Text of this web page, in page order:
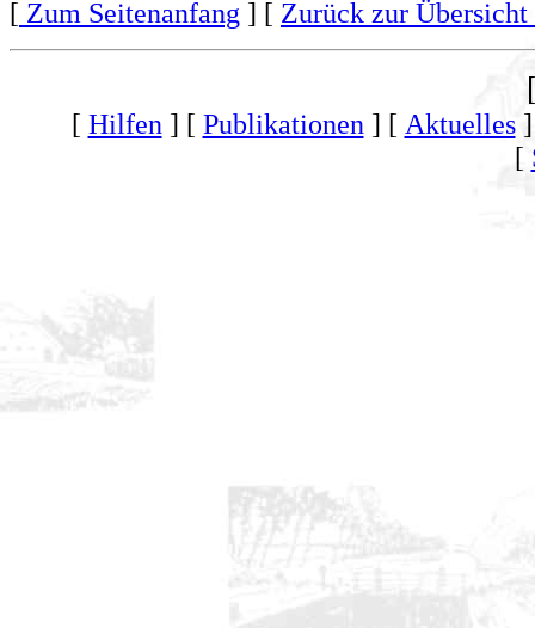
[ Zum Seitenanfang ] [ Zurück zur
[ Hilfen ] [ Publikationen ] [ Aktuelles]
[